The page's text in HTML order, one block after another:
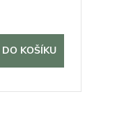
DO KOŠÍKU